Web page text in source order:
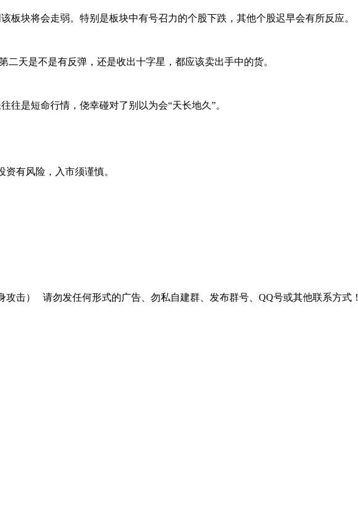
块将会走弱。特别是板块中有号召力的个股下跌，其他个股迟早会有所反应。
天是不是有反弹，还是收出十字星，都应该卖出手中的货。
是短命行情，侥幸碰对了别以为会“天长地久”。
有风险，入市须谨慎。
击） 请勿发任何形式的广告、勿私自建群、发布群号、QQ号或其他联系方式！